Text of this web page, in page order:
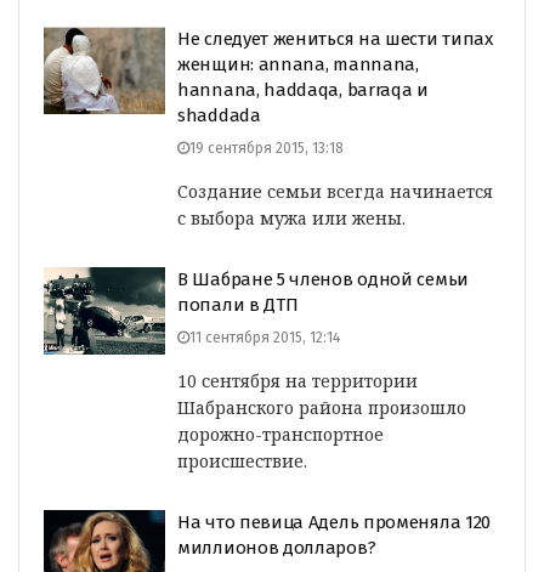
Не следует жениться на шести типах
женщин: annana, mannana,
hannana, haddaqa, barraqa и
shaddada
19 сентября 2015, 13:18
Создание семьи всегда начинается
с выбора мужа или жены.
В Шабране 5 членов одной семьи
попали в ДТП
11 сентября 2015, 12:14
10 сентября на территории
Шабранского района произошло
дорожно-транспортное
происшествие.
На что певица Адель променяла 120
миллионов долларов?